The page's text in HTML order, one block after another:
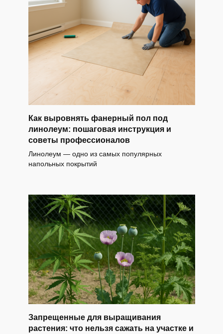
Как выровнять фанерный пол под
линолеум: пошаговая инструкция и
советы профессионалов
Линолеум — одно из самых популярных
напольных покрытий
Запрещенные для выращивания
растения: что нельзя сажать на участке и